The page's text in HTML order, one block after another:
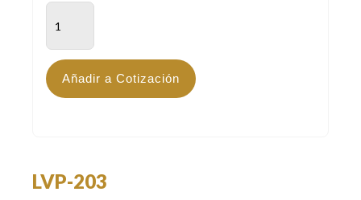
LVP-203
LVP-
203
Añadir a Cotización